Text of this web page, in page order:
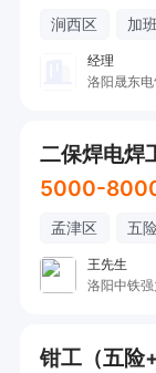
涧西区 加
经理
洛阳晟东
二保焊电焊
5000-
孟津区 五
王先生
洛阳中铁
钳工（五险